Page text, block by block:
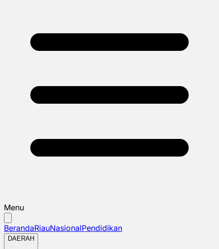
Menu
BerandaRiauNasionalPendidikan
DAERAH